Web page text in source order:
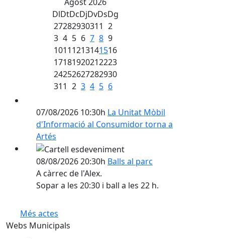
DlDtDcDjDvDsDg
27282930311 2
3 4 5 6 7 8 9
10111213141516
17181920212223
24252627282930
311 2 3 4 5 6
07/08/2026 10:30h La Unitat Mòbil
d'Informació al Consumidor torna a
Artés
08/08/2026 20:30h Balls al parc
A càrrec de l'Alex.
Sopar a les 20:30 i ball a les 22 h.
Més actes
Webs Municipals